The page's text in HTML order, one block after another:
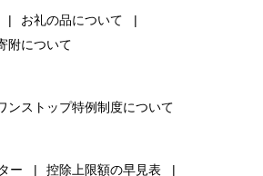
お礼の品について
附について
ンストップ特例制度について
ー
控除上限額の早見表